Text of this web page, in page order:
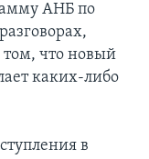
АНБ по
том, что новый
каких-либо
в